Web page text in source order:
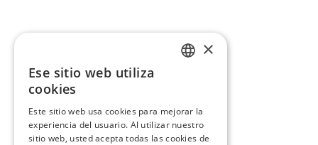
×
Ese sitio web utiliza
cookies
Este sitio web usa cookies para mejorar la
experiencia del usuario. Al utilizar nuestro
sitio web, usted acepta todas las cookies de